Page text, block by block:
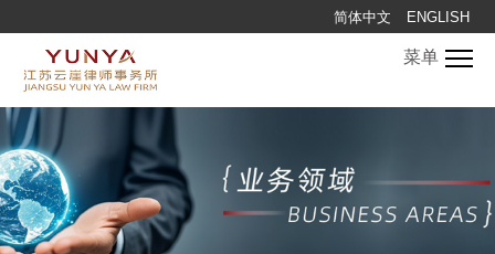
简体中文 ENGLISH
菜单